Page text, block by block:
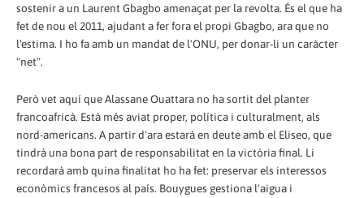
sostenir a un Laurent Gbagbo amenaçat per la revolta. És el que ha
fet de nou el 2011, ajudant a fer fora el propi Gbagbo, ara que no
l'estima. I ho fa amb un mandat de l'ONU, per donar-li un caràcter
"net".
Però vet aquí que Alassane Ouattara no ha sortit del planter
francoafricà. Està més aviat proper, política i culturalment, als
nord-americans. A partir d'ara estarà en deute amb el Eliseo, que
tindrà una bona part de responsabilitat en la victòria final. Li
recordarà amb quina finalitat ho ha fet: preservar els interessos
econòmics francesos al país. Bouygues gestiona l'aigua i